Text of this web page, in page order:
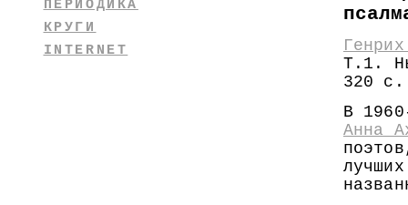
Т.1.
320 с.
В
Анна
ПЕРИОДИКА
КРУГИ
INTERNET